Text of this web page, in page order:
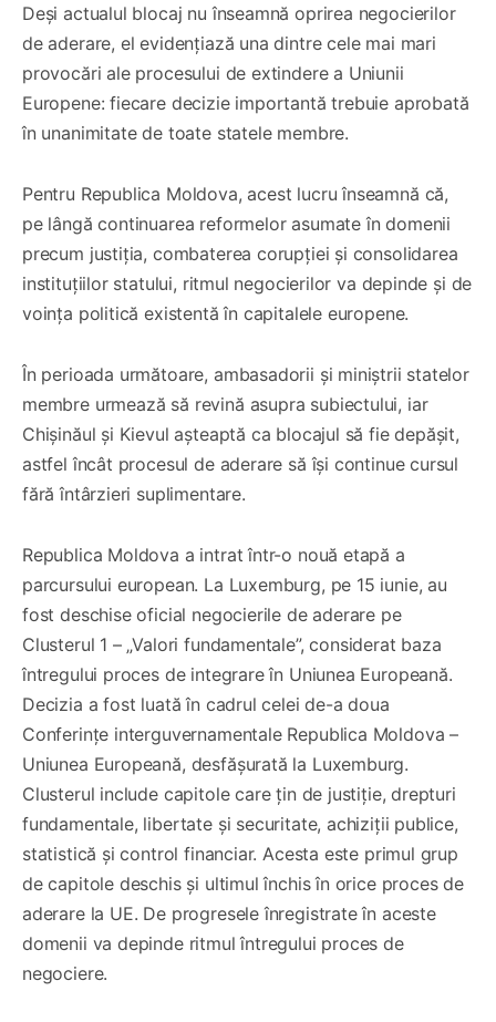
Deși actualul blocaj nu înseamnă oprirea negocierilor
de aderare, el evidențiază una dintre cele mai mari
provocări ale procesului de extindere a Uniunii
Europene: fiecare decizie importantă trebuie aprobată
în unanimitate de toate statele membre.
Pentru Republica Moldova, acest lucru înseamnă că,
pe lângă continuarea reformelor asumate în domenii
precum justiția, combaterea corupției și consolidarea
instituțiilor statului, ritmul negocierilor va depinde și de
voința politică existentă în capitalele europene.
În perioada următoare, ambasadorii și miniștrii statelor
membre urmează să revină asupra subiectului, iar
Chișinăul și Kievul așteaptă ca blocajul să fie depășit,
astfel încât procesul de aderare să își continue cursul
fără întârzieri suplimentare.
Republica Moldova a intrat într-o nouă etapă a
parcursului european. La Luxemburg, pe 15 iunie, au
fost deschise oficial negocierile de aderare pe
Clusterul 1 – „Valori fundamentale”, considerat baza
întregului proces de integrare în Uniunea Europeană.
Decizia a fost luată în cadrul celei de-a doua
Conferințe interguvernamentale Republica Moldova –
Uniunea Europeană, desfășurată la Luxemburg.
Clusterul include capitole care țin de justiție, drepturi
fundamentale, libertate și securitate, achiziții publice,
statistică și control financiar. Acesta este primul grup
de capitole deschis și ultimul închis în orice proces de
aderare la UE. De progresele înregistrate în aceste
domenii va depinde ritmul întregului proces de
negociere.